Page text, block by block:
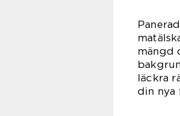
mängd
läckra
din nya